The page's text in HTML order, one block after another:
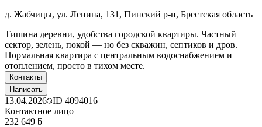
д. Жабчицы, ул. Ленина, 131, Пинский р-н, Брестская область
Тишина деревни, удобства городской квартиры. Частный
сектор, зелень, покой — но без скважин, септиков и дров.
Нормальная квартира с центральным водоснабжением и
отоплением, просто в тихом месте.
Контакты
Написать
13.04.2026 ID 4094016
Контактное лицо
232 649 ƃ